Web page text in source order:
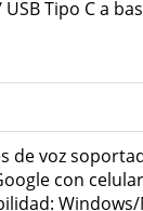
Tipo C a
de voz
con